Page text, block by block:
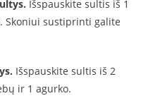
Išspauskite sultis iš 1
Skoniui sustiprinti galite
Išspauskite sultis iš 2
ir 1 agurko.